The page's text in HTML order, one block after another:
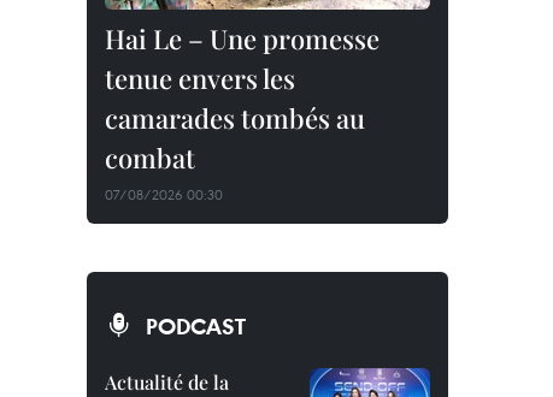
Hai Le – Une promesse
tenue envers les
camarades tombés au
combat
07/08/2026 00:30
PODCAST
Actualité de la